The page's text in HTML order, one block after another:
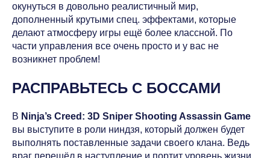
окунуться в довольно реалистичный мир,
дополненный крутыми спец. эффектами, которые
делают атмосферу игры ещё более классной. По
части управления все очень просто и у вас не
возникнет проблем!
РАСПРАВЬТЕСЬ С БОССАМИ
В Ninja’s Creed: 3D Sniper Shooting Assassin Game
вы выступите в роли ниндзя, который должен будет
выполнять поставленные задачи своего клана. Ведь
враг перешёл в наступление и портит уровень жизни